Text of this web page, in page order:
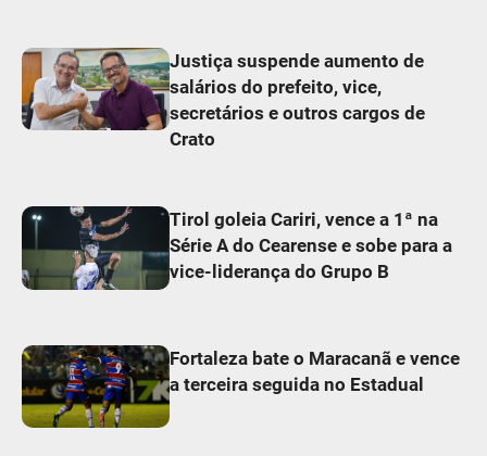
Justiça suspende aumento de
salários do prefeito, vice,
secretários e outros cargos de
Crato
Tirol goleia Cariri, vence a 1ª na
Série A do Cearense e sobe para a
vice-liderança do Grupo B
Fortaleza bate o Maracanã e vence
a terceira seguida no Estadual